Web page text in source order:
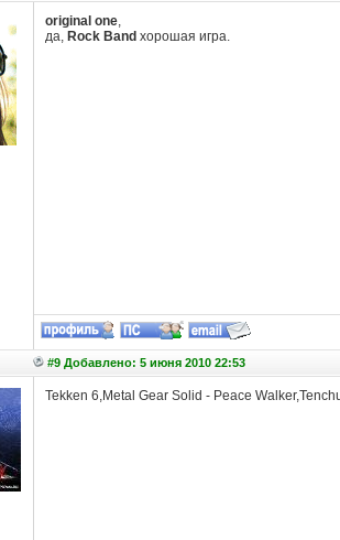
original one,
да, Rock Band хорошая игра.
#9 Добавлено: 5 июня 2010 22:53
Tekken 6,Metal Gear Solid - Peace